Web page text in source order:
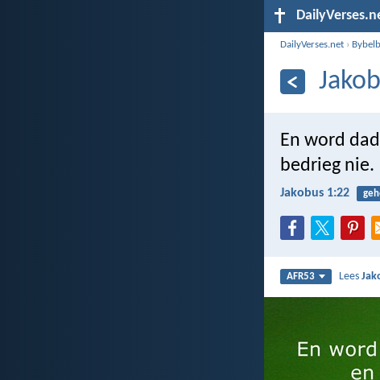
DailyVerses.net ›
En word
bedrieg nie.
Jakobus 1:22
AFR53 Lees